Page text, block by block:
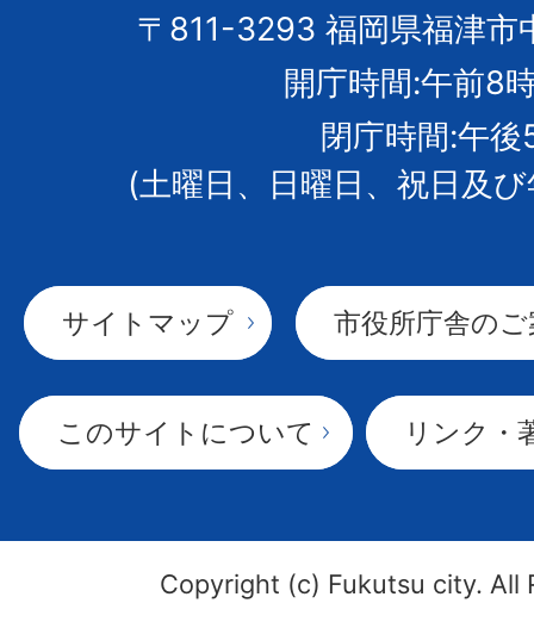
市
章
〒811-3293 福岡県福津市
開庁時間:午前8
閉庁時間:午後
(土曜日、日曜日、祝日及
サイトマップ 市役所庁舎の
このサイトについて リンク・
Copyright (c) Fukutsu city. All